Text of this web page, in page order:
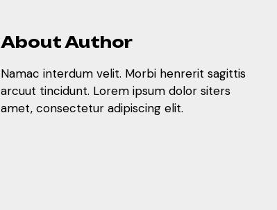
About Author
Namac interdum velit. Morbi henrerit sagittis
arcuut tincidunt. Lorem ipsum dolor siters
amet, consectetur adipiscing elit.